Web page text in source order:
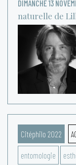
DIMANCHE 13
naturelle de
Citéphilo 2022
entomologie